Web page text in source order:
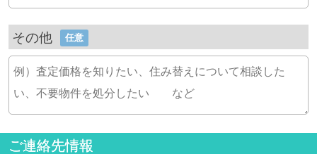
その他 任意
ご連絡先情報